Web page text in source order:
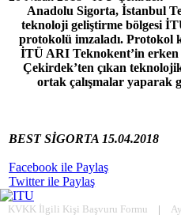
Anadolu Sigorta, İstanbul
teknoloji geliştirme bölgesi
protokolü imzaladı. Protokol
İTÜ ARI Teknokent’in
Çekirdek’ten çıkan
ortak çalışmalar yaparak
BEST SİGORTA 15.04.2018
Facebook ile Paylaş
Twitter ile Paylaş
KVKK İlgili Kişi Başvuru Formu |